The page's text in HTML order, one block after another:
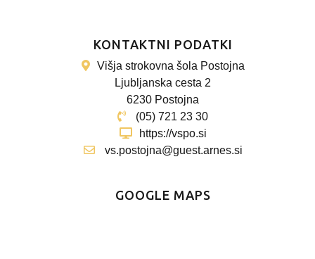
KONTAKTNI PODATKI
Višja strokovna šola Postojna
Ljubljanska cesta 2
6230 Postojna
(05) 721 23 30
https://vspo.si
vs.postojna@guest.arnes.si
GOOGLE MAPS